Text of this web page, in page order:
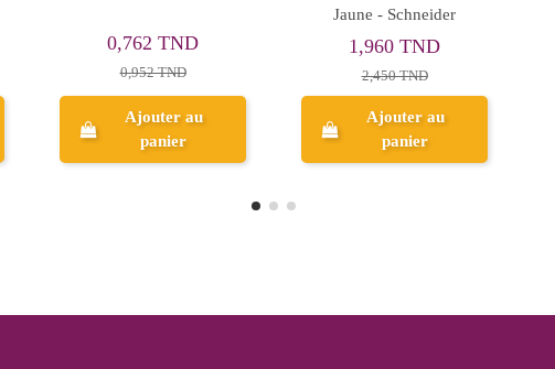
0,720 TND
0,900 TND
Ajouter au
panier
432 M Orange
1,154 TND
Aperçu